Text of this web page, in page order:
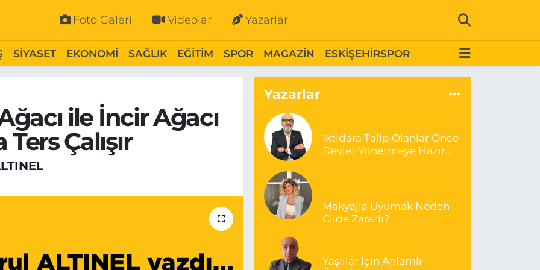
Foto Galeri Videolar Yazarlar
SİYASET EKONOMİ SAĞLIK EĞİTİM SPOR MAGAZİN ESKİŞEHİRSPOR
ile İncir Ağacı
Çalışır
Yazarlar
İktidara Talip Olanlar Önce
Devlet Yönetmeye Hazır
Makyajla Uyumak Neden
Cilde Zararlı?
Yaşlılar İçin Anlamlı